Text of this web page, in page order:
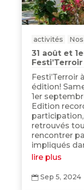
activités
31 août et
Festi’Terroir
édition!
1er
Edition
retrouvés
rencontrer
impliqués
lire plus
 Sep 5, 2024